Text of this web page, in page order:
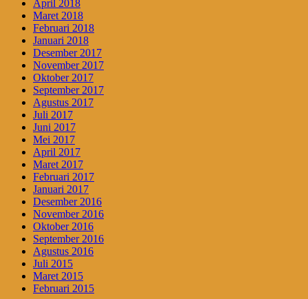
April 2018
Maret 2018
Februari 2018
Januari 2018
Desember 2017
November 2017
Oktober 2017
September 2017
Agustus 2017
Juli 2017
Juni 2017
Mei 2017
April 2017
Maret 2017
Februari 2017
Januari 2017
Desember 2016
November 2016
Oktober 2016
September 2016
Agustus 2016
Juli 2015
Maret 2015
Februari 2015